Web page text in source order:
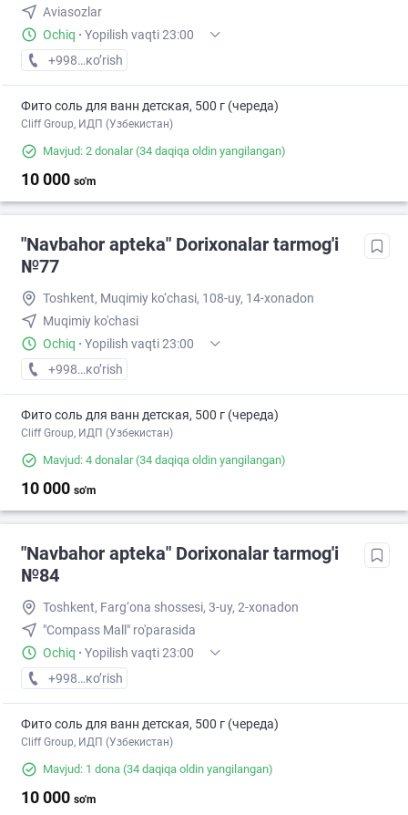
Aviasozlar
Ochiq · Yopilish vaqti 23:00
+998 (94) XXX-XX-XX
кo’rish
Фито соль для ванн детская, 500 г (череда)
Cliff Group, ИДП (Узбекистан)
Mavjud: 2 donalar(34 daqiqa oldin yangilangan)
10 000 so'm
"Navbahor apteka" Dorixonalar tarmog'i
№77
Toshkent, Muqimiy ko‘chasi, 108-uy, 14-xonadon
Muqimiy ko'chasi
Ochiq · Yopilish vaqti 23:00
+998 (94) XXX-XX-XX
кo’rish
Фито соль для ванн детская, 500 г (череда)
Cliff Group, ИДП (Узбекистан)
Mavjud: 4 donalar(34 daqiqa oldin yangilangan)
10 000 so'm
"Navbahor apteka" Dorixonalar tarmog'i
№84
Toshkent, Farg‘ona shossesi, 3-uy, 2-xonadon
"Compass Mall" ro'parasida
Ochiq · Yopilish vaqti 23:00
+998 (94) XXX-XX-XX
кo’rish
Фито соль для ванн детская, 500 г (череда)
Cliff Group, ИДП (Узбекистан)
Mavjud: 1 dona (34 daqiqa oldin yangilangan)
10 000 so'm